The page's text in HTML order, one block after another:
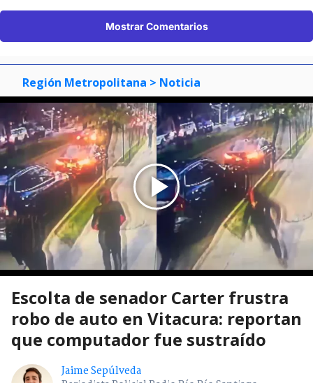
Mostrar Comentarios
Región Metropolitana > Noticia
Escolta de senador Carter frustra
robo de auto en Vitacura: reportan
que computador fue sustraído
Jaime Sepúlveda